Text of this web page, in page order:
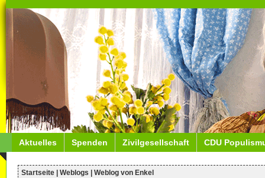
Aktuelles Spenden Zivilgesellschaft CDU
Startseite Weblogs Weblog von Enkel